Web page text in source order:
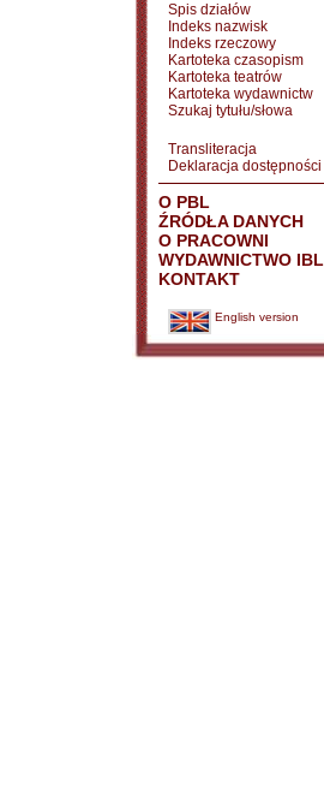
Spis działów
Indeks nazwisk
Indeks rzeczowy
Kartoteka czasopism
Kartoteka teatrów
Kartoteka wydawnictw
Szukaj tytułu/słowa
Transliteracja
Deklaracja dostępności
O PBL
ŹRÓDŁA DANYCH
O PRACOWNI
WYDAWNICTWO IBL
KONTAKT
English version